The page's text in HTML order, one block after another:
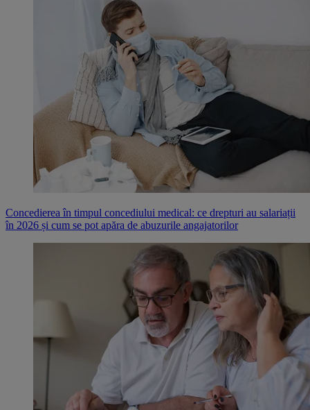
Concedierea în timpul concediului medical: ce drepturi au salariații
în 2026 și cum se pot apăra de abuzurile angajatorilor